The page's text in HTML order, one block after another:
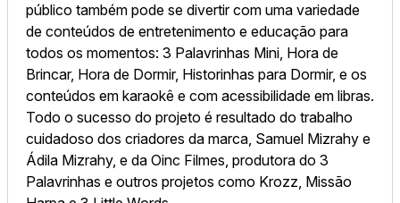
público também pode se divertir com uma variedade
de conteúdos de entretenimento e educação para
todos os momentos: 3 Palavrinhas Mini, Hora de
Brincar, Hora de Dormir, Historinhas para Dormir, e os
conteúdos em karaokê e com acessibilidade em libras.
Todo o sucesso do projeto é resultado do trabalho
cuidadoso dos criadores da marca, Samuel Mizrahy e
Ádila Mizrahy, e da Oinc Filmes, produtora do 3
Palavrinhas e outros projetos como Krozz, Missão